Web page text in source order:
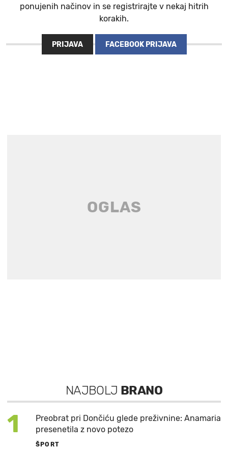
ponujenih načinov in se registrirajte v nekaj hitrih
korakih.
PRIJAVA FACEBOOK PRIJAVA
NAJBOLJ BRANO
1
Preobrat pri Dončiću glede preživnine: Anamaria
presenetila z novo potezo
ŠPORT